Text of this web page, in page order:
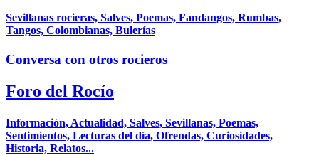
Sevillanas rocieras, Salves, Poemas, Fandangos, Rumbas,
Tangos, Colombianas, Bulerías
Conversa con otros rocieros
Foro del Rocío
Información, Actualidad, Salves, Sevillanas, Poemas,
Sentimientos, Lecturas del día, Ofrendas, Curiosidades,
Historia, Relatos...